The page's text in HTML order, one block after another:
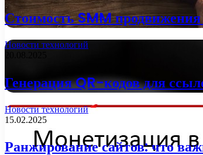
Стоимость SMM
Новости технологий
Генерация QR-кодов для
Новости технологий
15.02.2025
Ранжирование сайтов: что